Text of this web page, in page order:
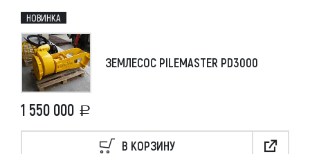
НОВИНКА
ЗЕМЛЕСОС PILEMASTER PD3000
1 550 000
В КОРЗИНУ